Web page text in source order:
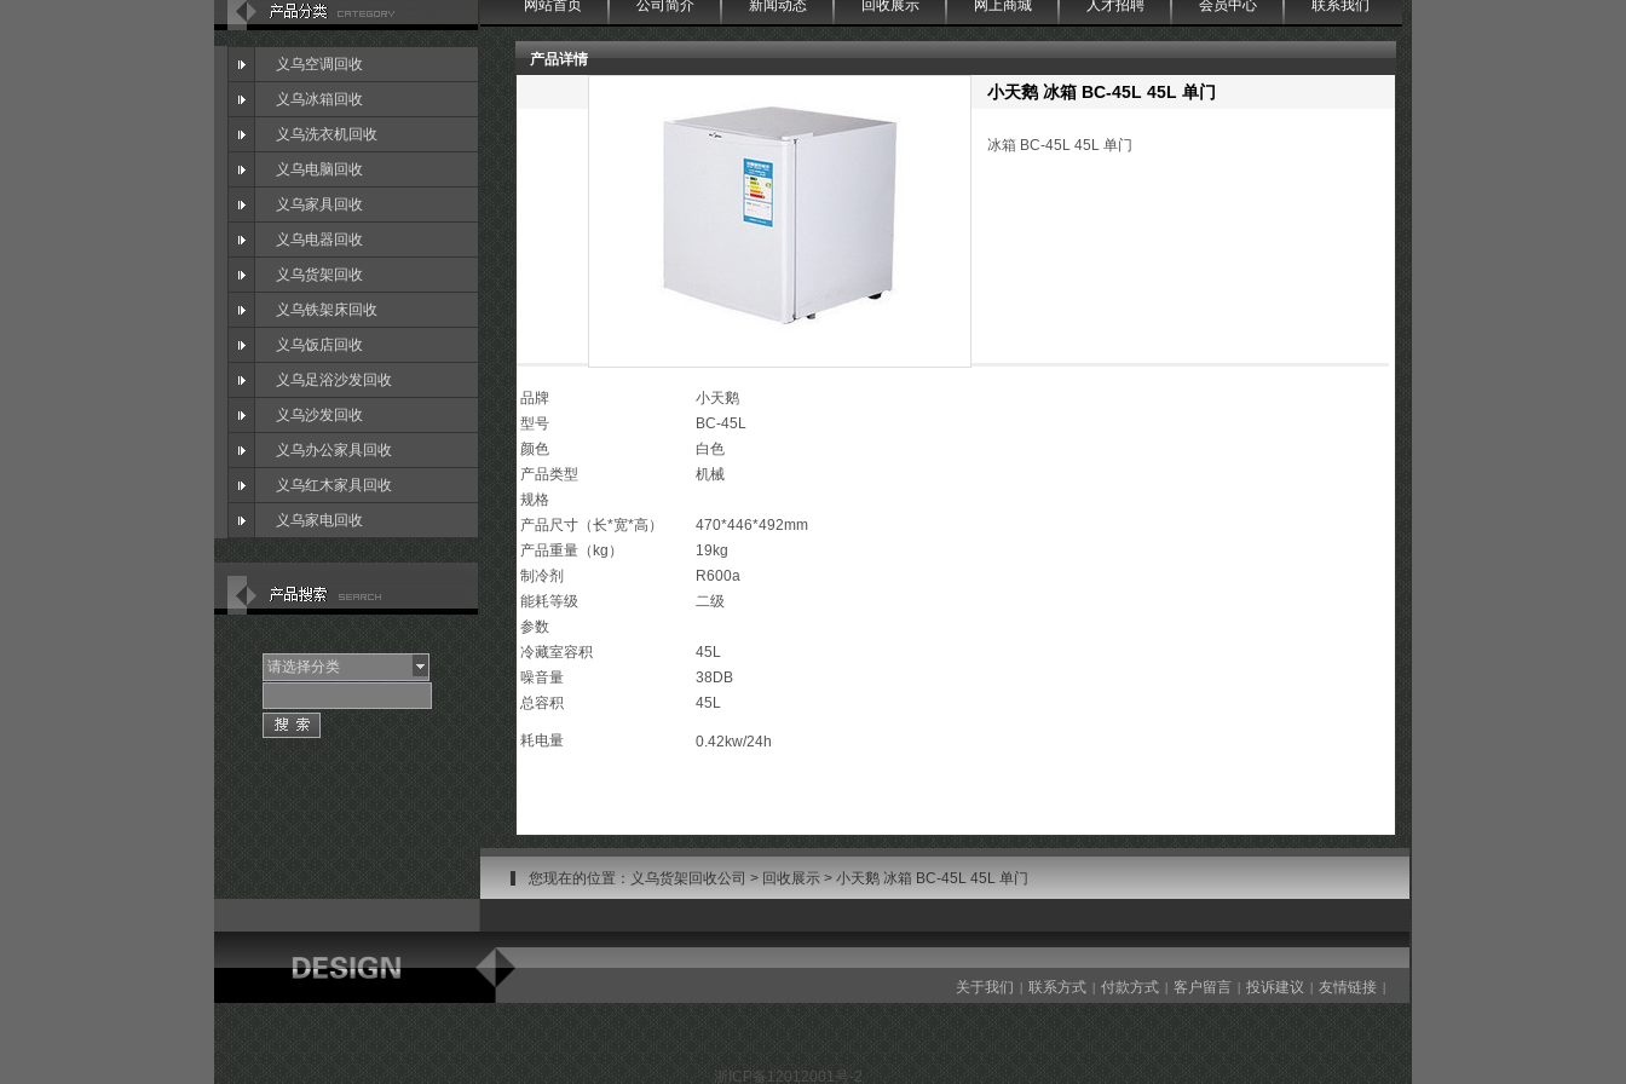
义乌空调回收
义乌冰箱回收
义乌洗衣机回收
义乌电脑回收
义乌家具回收
义乌电器回收
义乌货架回收
义乌铁架床回收
义乌饭店回收
义乌足浴沙发回收
义乌沙发回收
义乌办公家具回收
义乌红木家具回收
义乌家电回收
请选择分类
您现在的位置： 义乌货架回收公司 > 回收展示 > 小天鹅 冰箱 BC-45L 45L 单门
产品详情
小天鹅 冰箱 BC-45L 45L 单门
冰箱 BC-45L 45L 单门
品牌
小天鹅
型号
BC-45L
颜色
白色
产品类型
机械
规格
产品尺寸（长*宽*高）
470*446*492mm
产品重量（kg）
19kg
制冷剂
R600a
能耗等级
二级
参数
冷藏室容积
45L
噪音量
38DB
总容积
45L
耗电量 0.42kw/24h
网站首页 公司简介 新闻动态 回收展示 网上商城 人才招聘 会员中心 联系我们
关于我们 | 联系方式 | 付款方式 | 客户留言 | 投诉建议 | 友情链接 |
浙ICP备12012001号-2